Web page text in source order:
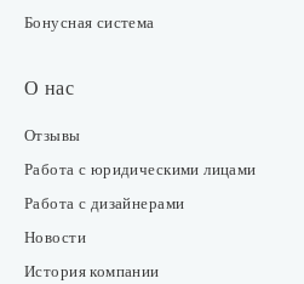
Бонусная система
О нас
Отзывы
Работа с юридическими лицами
Работа с дизайнерами
Новости
История компании